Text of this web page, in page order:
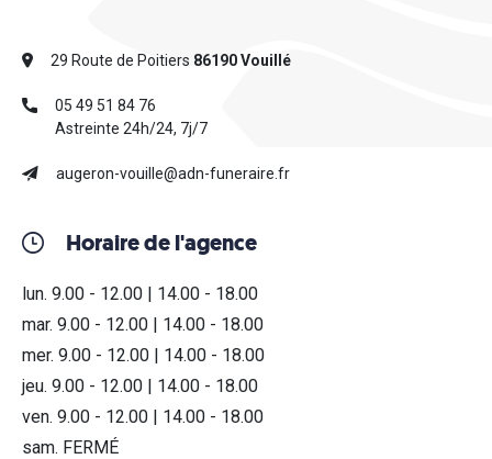
29 Route de Poitiers 86190 Vouillé
05 49 51 84 76
Astreinte 24h/24, 7j/7
augeron-vouille@adn-funeraire.fr
Horaire de l'agence
lun. 9.00 - 12.00 | 14.00 - 18.00
mar. 9.00 - 12.00 | 14.00 - 18.00
mer. 9.00 - 12.00 | 14.00 - 18.00
jeu. 9.00 - 12.00 | 14.00 - 18.00
ven. 9.00 - 12.00 | 14.00 - 18.00
sam. FERMÉ